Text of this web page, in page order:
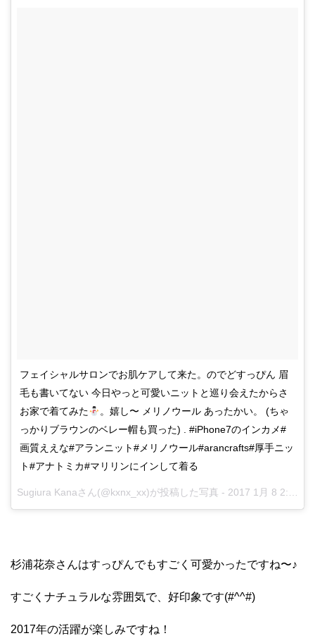
フェイシャルサロンでお肌ケアして来た。のでどすっぴん 眉
毛も書いてない 今日やっと可愛いニットと巡り会えたからさ
お家で着てみた
。嬉し〜 メリノウール あったかい。 (ちゃ
っかりブラウンのベレー帽も買った) . #iPhone7のインカメ#
画質ええな#アランニット#メリノウール#arancrafts#厚手ニッ
ト#アナトミカ#マリリンにインして着る
Sugiura Kanaさん(@kxnx_xx)が投稿した写真 - 2017 1月 8 2:54午前 PST
杉浦花奈さんはすっぴんでもすごく可愛かったですね〜♪
すごくナチュラルな雰囲気で、好印象です(#^^#)
2017年の活躍が楽しみですね！